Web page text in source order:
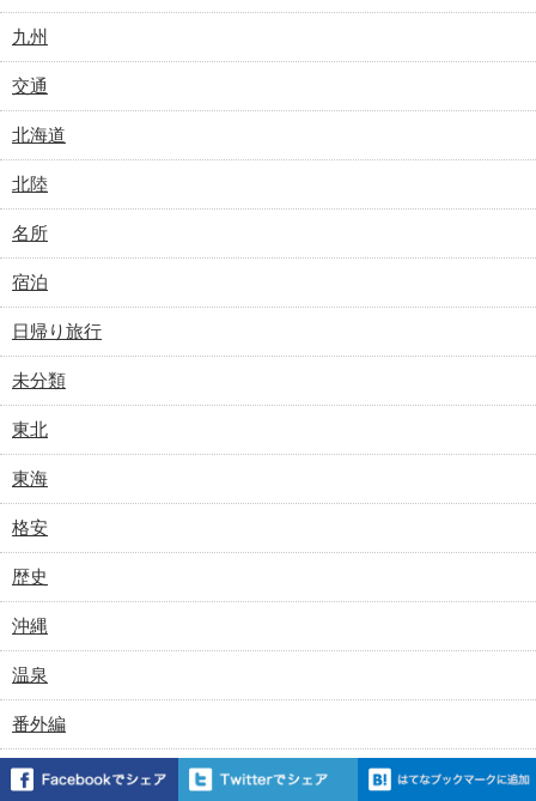
九州
交通
北海道
北陸
名所
宿泊
日帰り旅行
未分類
東北
東海
格安
歴史
沖縄
温泉
番外編
関東甲信